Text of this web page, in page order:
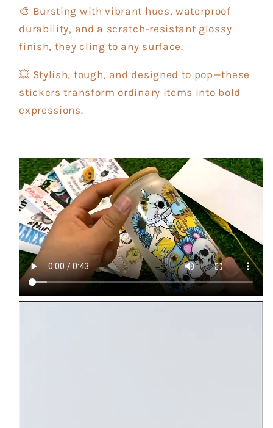
🎨 Bursting with vibrant hues, waterproof
durability, and a scratch-resistant glossy
finish, they cling to any surface.
💥 Stylish, tough, and designed to pop—these
stickers transform ordinary items into bold
expressions.